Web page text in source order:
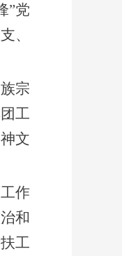
”党
、
宗
工
文
工作
和
工